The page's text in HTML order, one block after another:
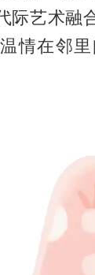
际艺术融
情在邻